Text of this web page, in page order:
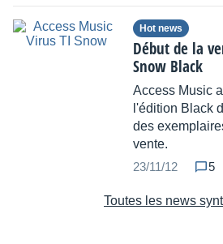
Hot news
Début de la
Snow Black
Access Music
l'édition Black
des
vente.
23/11/12
5
Toutes les news